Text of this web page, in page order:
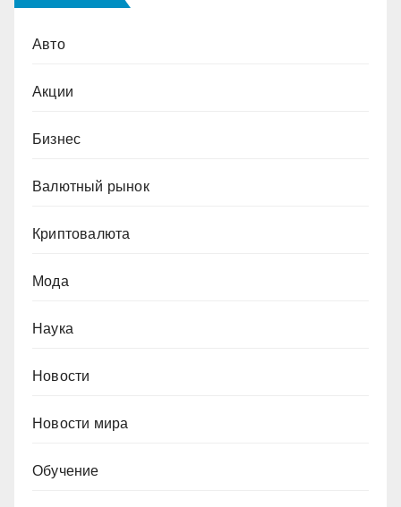
Авто
Акции
Бизнес
Валютный рынок
Криптовалюта
Мода
Наука
Новости
Новости мира
Обучение